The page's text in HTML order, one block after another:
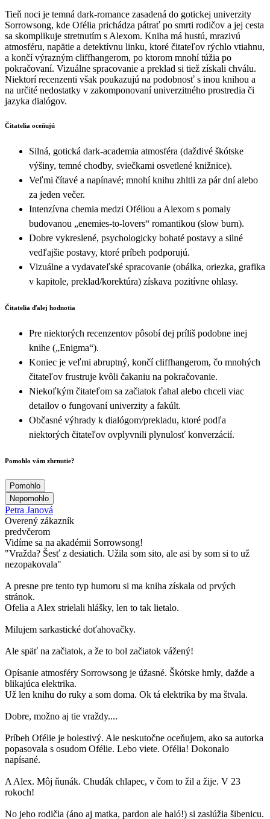
Tieň noci je temná dark‑romance zasadená do gotickej univerzity
Sorrowsong, kde Ofélia prichádza pátrať po smrti rodičov a jej cesta
sa skomplikuje stretnutím s Alexom. Kniha má hustú, mrazivú
atmosféru, napätie a detektívnu linku, ktoré čitateľov rýchlo vtiahnu,
a končí výrazným cliffhangerom, po ktorom mnohí túžia po
pokračovaní. Vizuálne spracovanie a preklad si tiež získali chválu.
Niektorí recenzenti však poukazujú na podobnosť s inou knihou a
na určité nedostatky v zakomponovaní univerzitného prostredia či
jazyka dialógov.
Čitatelia oceňujú
Silná, gotická dark‑academia atmosféra (daždivé škótske
výšiny, temné chodby, sviečkami osvetlené knižnice).
Veľmi čítavé a napínavé; mnohí knihu zhltli za pár dní alebo
za jeden večer.
Intenzívna chemia medzi Oféliou a Alexom s pomaly
budovanou „enemies‑to‑lovers“ romantikou (slow burn).
Dobre vykreslené, psychologicky bohaté postavy a silné
vedľajšie postavy, ktoré príbeh podporujú.
Vizuálne a vydavateľské spracovanie (obálka, oriezka, grafika
v kapitole, preklad/korektúra) získava pozitívne ohlasy.
Čitatelia ďalej hodnotia
Pre niektorých recenzentov pôsobí dej príliš podobne inej
knihe („Enigma“).
Koniec je veľmi abruptný, končí cliffhangerom, čo mnohých
čitateľov frustruje kvôli čakaniu na pokračovanie.
Niekoľkým čitateľom sa začiatok ťahal alebo chceli viac
detailov o fungovaní univerzity a fakúlt.
Občasné výhrady k dialógom/prekladu, ktoré podľa
niektorých čitateľov ovplyvnili plynulosť konverzácií.
Pomohlo vám zhrnutie?
Pomohlo
Nepomohlo
Petra Janová
Overený zákazník
predvčerom
Vidíme sa na akadémii Sorrowsong!
"Vražda? Šesť z desiatich. Užila som sito, ale asi by som si to už
nezopakovala"
A presne pre tento typ humoru si ma kniha získala od prvých
stránok.
Ofelia a Alex strielali hlášky, len to tak lietalo.
Milujem sarkastické doťahovačky.
Ale späť na začiatok, a že to bol začiatok vážený!
Opísanie atmosféry Sorrowsong je úžasné. Škótske hmly, dažde a
blikajúca elektrika.
Už len knihu do ruky a som doma. Ok tá elektrika by ma štvala.
Dobre, možno aj tie vraždy....
Príbeh Ofélie je bolestivý. Ale neskutočne oceňujem, ako sa autorka
popasovala s osudom Ofélie. Lebo viete. Ofélia! Dokonalo
napísané.
A Alex. Môj ňunák. Chudák chlapec, v čom to žil a žije. V 23
rokoch!
No jeho rodičia (áno aj matka, pardon ale haló!) si zaslúžia šibenicu.